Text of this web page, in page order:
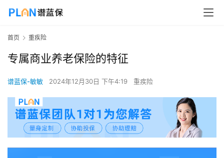
首页 重疾险
专属商业养老保险的特征
谱蓝保-敏敏 2024年12月30日 下午4:19 重疾险